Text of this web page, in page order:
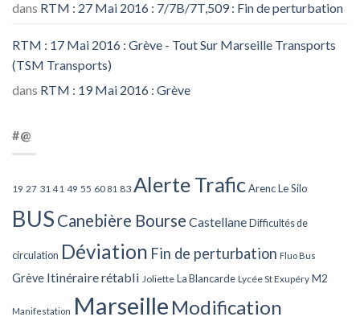
dans RTM : 27 Mai 2016 : 7/7B/7T,509 : Fin de perturbation
RTM : 17 Mai 2016 : Grève - Tout Sur Marseille Transports
(TSM Transports)
dans RTM : 19 Mai 2016 : Grève
#@
19 27 31 41 49 55 60 81 83 Alerte TraficArenc Le Silo
BUS Canebière Bourse Castellane Difficultés de
circulation Déviation Fin de perturbation Fluo Bus
Grève Itinéraire rétabli Joliette La Blancarde Lycée St Exupéry M2
Manifestation Marseille Modification